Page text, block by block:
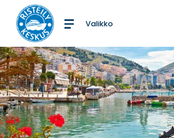
Etusivulle
Valikko